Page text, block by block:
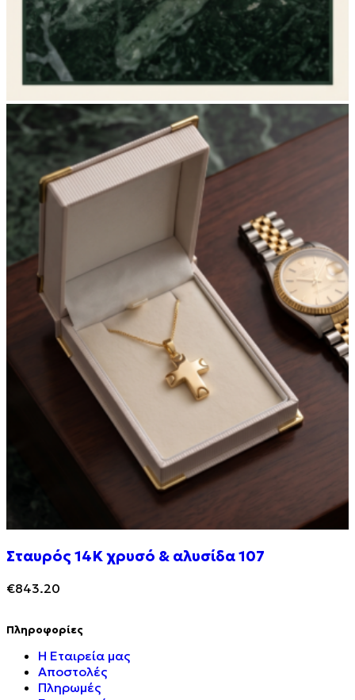
Σταυρός 14Κ χρυσό & αλυσίδα 107
€843.20
Πληροφορίες
Η Εταιρεία μας
Αποστολές
Πληρωμές